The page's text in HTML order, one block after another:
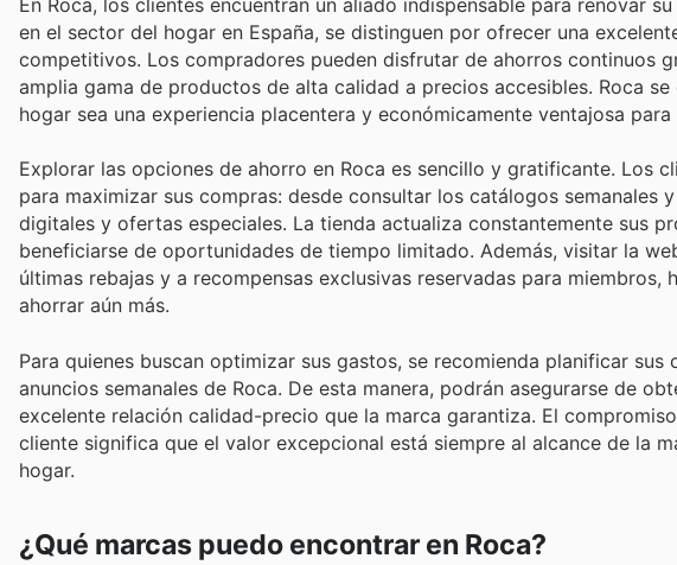
En Roca, los clientes encuentran un aliado indispensable para renovar
en el sector del hogar en España, se distinguen por ofrecer una
competitivos. Los compradores pueden disfrutar de ahorros continuos
amplia gama de productos de alta calidad a precios accesibles. Roca
hogar sea una experiencia placentera y económicamente ventajosa
Explorar las opciones de ahorro en Roca es sencillo y gratificante. Los
para maximizar sus compras: desde consultar los catálogos
digitales y ofertas especiales. La tienda actualiza constantemente sus
beneficiarse de oportunidades de tiempo limitado. Además, visitar la
últimas rebajas y a recompensas exclusivas reservadas para
ahorrar aún más.
Para quienes buscan optimizar sus gastos, se recomienda planificar
anuncios semanales de Roca. De esta manera, podrán asegurarse de
excelente relación calidad-precio que la marca garantiza. El
cliente significa que el valor excepcional está siempre al alcance de la
hogar.
¿Qué marcas puedo encontrar en Roca?